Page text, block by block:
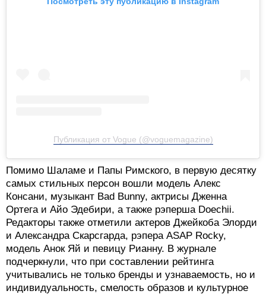
Публикация от Vogue (@voguemagazine)
Помимо Шаламе и Папы Римского, в первую десятку
самых стильных персон вошли модель Алекс
Консани, музыкант Bad Bunny, актрисы Дженна
Ортега и Айо Эдебири, а также рэперша Doechii.
Редакторы также отметили актеров Джейкоба Элорди
и Александра Скарсгарда, рэпера ASAP Rocky,
модель Анок Яй и певицу Рианну. В журнале
подчеркнули, что при составлении рейтинга
учитывались не только бренды и узнаваемость, но и
индивидуальность, смелость образов и культурное